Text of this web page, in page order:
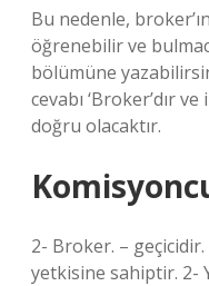
Bu nedenle,
öğrenebilir ve
bölümüne
cevabı ‘Broker’dır
doğru olacaktır.
2- Broker. – geçicidir.
yetkisine sahiptir. 2-